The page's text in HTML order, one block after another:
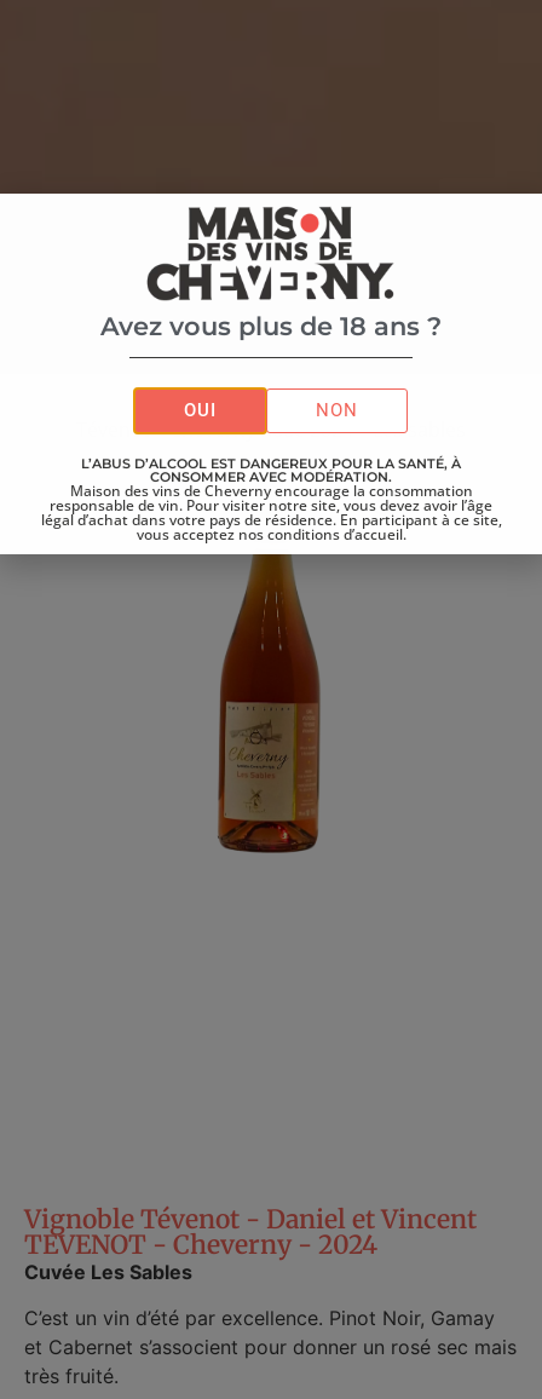
Accueil La boutique
Tévenot – Cheverny Rosé 2024 – Les sables
Vignoble Tévenot - Daniel et Vincent
TEVENOT - Cheverny - 2024
Cuvée Les Sables
C’est un vin d’été par excellence. Pinot Noir, Gamay
et Cabernet s’associent pour donner un rosé sec mais
très fruité.
Avez vous plus de 18 ans ?
OUI NON
L’ABUS D’ALCOOL EST DANGEREUX POUR LA SANTÉ, À
CONSOMMER AVEC MODÉRATION.
Maison des vins de Cheverny encourage la consommation
responsable de vin. Pour visiter notre site, vous devez avoir l’âge
légal d’achat dans votre pays de résidence. En participant à ce site,
vous acceptez nos conditions d’accueil.